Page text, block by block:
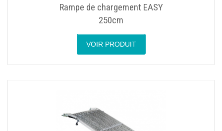
Rampe de chargement EASY
250cm
VOIR PRODUIT